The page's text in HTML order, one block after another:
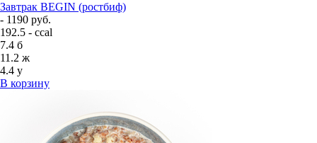
Завтрак BEGIN (ростбиф)
- 1190 руб.
192.5 - ccal
7.4 б
11.2 ж
4.4 у
В корзину